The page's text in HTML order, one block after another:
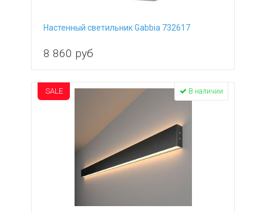
Настенный светильник Gabbia 732617
8 860 руб
SALE В наличии